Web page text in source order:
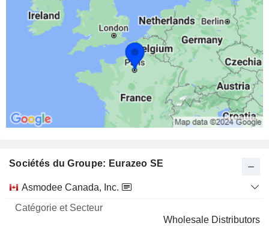
Sociétés du Groupe: Eurazeo SE
Nom
Catégorie
Secteur
Asmodee Canada, Inc.
Wholesale Distributors